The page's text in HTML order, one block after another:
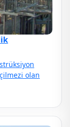
olan